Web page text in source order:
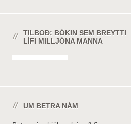
TILBOÐ: BÓKIN SEM BREYTTI
LÍFI MILLJÓNA MANNA
UM BETRA NÁM